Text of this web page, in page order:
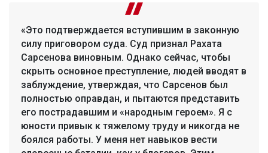
«Это подтверждается вступившим в законную
силу приговором суда. Суд признал Рахата
Сарсенова виновным. Однако сейчас, чтобы
скрыть основное преступление, людей вводят в
заблуждение, утверждая, что Сарсенов был
полностью оправдан, и пытаются представить
его пострадавшим и «народным героем». Я с
юности привык к тяжелому труду и никогда не
боялся работы. У меня нет навыков вести